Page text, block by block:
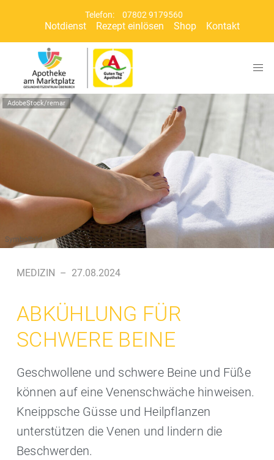
Telefon: 07802 9179560
Notdienst Rezept einlösen Shop Kontakt
AdobeStock/remar
Symbolbild
MEDIZIN – 27.08.2024
ABKÜHLUNG FÜR
SCHWERE BEINE
Geschwollene und schwere Beine und Füße
können auf eine Venenschwäche hinweisen.
Kneippsche Güsse und Heilpflanzen
unterstützen die Venen und lindern die
Beschwerden.